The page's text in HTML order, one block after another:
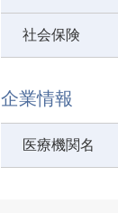
社会保険
企業情報
医療機関名